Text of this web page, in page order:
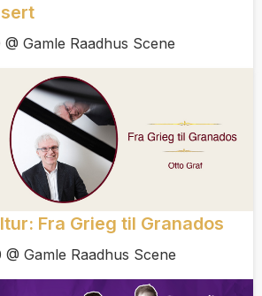
Gamle Raadhus Scene
Fra Grieg til Granados
@ Gamle Raadhus Scene